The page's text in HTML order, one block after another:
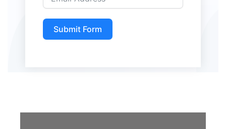
Submit Form